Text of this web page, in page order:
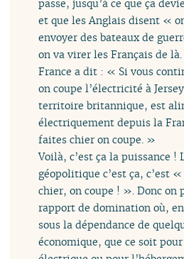
passe, jusqu’à ce que ça
et que les Anglais disent «
envoyer des bateaux de
on va virer les Français de
France a dit : « Si vous
on coupe l’électricité à
territoire britannique, est
électriquement depuis la
faites chier on coupe. »
Voilà, c’est ça la puissance !
géopolitique c’est ça, c’est
chier, on coupe ! ». Donc on
rapport de domination où,
sous la dépendance de
économique, que ce soit